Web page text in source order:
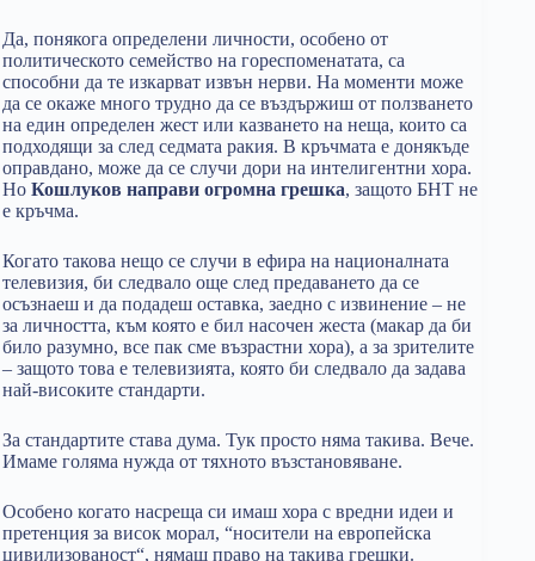
Да, понякога определени личности, особено от
политическото семейство на гореспоменатата, са
способни да те изкарват извън нерви. На моменти може
да се окаже много трудно да се въздържиш от ползването
на един определен жест или казването на неща, които са
подходящи за след седмата ракия. В кръчмата е донякъде
оправдано, може да се случи дори на интелигентни хора.
Но Кошлуков направи огромна грешка, защото БНТ не
е кръчма.
Когато такова нещо се случи в ефира на националната
телевизия, би следвало още след предаването да се
осъзнаеш и да подадеш оставка, заедно с извинение – не
за личността, към която е бил насочен жеста (макар да би
било разумно, все пак сме възрастни хора), а за зрителите
– защото това е телевизията, която би следвало да задава
най-високите стандарти.
За стандартите става дума. Тук просто няма такива. Вече.
Имаме голяма нужда от тяхното възстановяване.
Особено когато насреща си имаш хора с вредни идеи и
претенция за висок морал, “носители на европейска
цивилизованост“, нямаш право на такива грешки.